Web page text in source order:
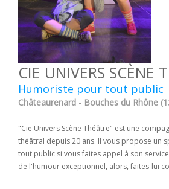
CIE UNIVERS SCÈNE
Humoriste pour tout public
Châteaurenard - Bouches du Rhône
"Cie Univers Scène Théâtre" est une
théâtral depuis 20 ans. Il vous propose un
tout public si vous faites appel à son
de l'humour exceptionnel, alors, faites-lui